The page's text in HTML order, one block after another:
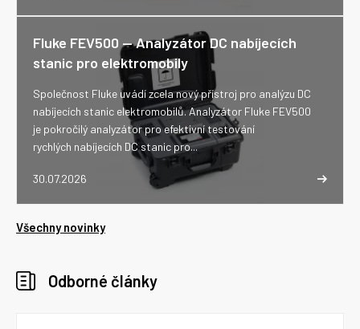
Fluke FEV500 -- Analyzátor DC nabíjecích
stanic pro elektromobily
30.07.2026
Společnost Fluke uvádí zcela nový přístroj pro analýzu DC
nabíjecích stanic elektromobilů. Analyzátor Fluke FEV500
je pokročilý analyzátor pro efektivní testování
rychlých nabíjecích DC stanic pro...
Všechny novinky
Odborné články